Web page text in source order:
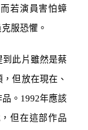
若演員害怕蟑
服恐懼。
此片雖然是蔡
但放在現在、
。 1992年應該
但在這部作品